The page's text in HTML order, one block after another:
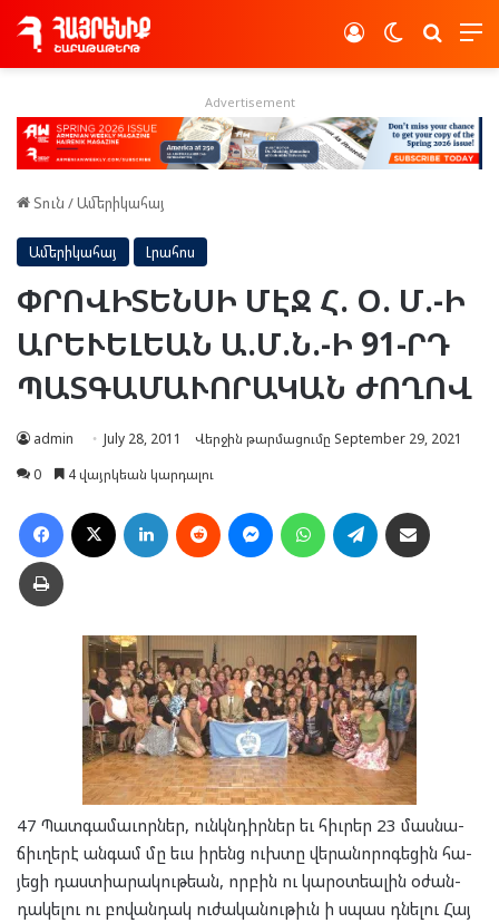
Switch skin
Log In
Advertisement
Տուն /Ամերիկահայ
Ամերիկահայ Լրահոս
ՓՐՈՎԻՏԵՆՍԻ ՄԷՋ Հ. Օ. Մ.-Ի
ԱՐԵՒԵԼԵԱՆ Ա.Մ.Ն.-Ի 91-ՐԴ
ՊԱՏԳԱՄԱՒՈՐԱԿԱՆ ԺՈՂՈՎ
admin July 28, 2011
Վերջին թարմացումը September 29, 2021
0
4 վայրկեան կարդալու
Facebook LinkedIn Reddit MessengerWhatsAppTelegram
Տպել
47 Պատ­գա­մա­ւոր­ներ, ունկն­դիր­ներ եւ հիւ­րեր 23 մաս­նա­
ճիւ­ղե­րէ ան­գամ մը եւս իրենց ուխ­տը վե­րա­նո­րո­գե­ցին հա­
յե­ցի դաստ­ի­ա­րա­կու­թեան, որ­բին ու կա­րօտ­եա­լին օժան­
դա­կե­լու ու բո­վան­դակ ու­ժա­կա­նու­թիւն ի սպաս դնե­լու Հայ